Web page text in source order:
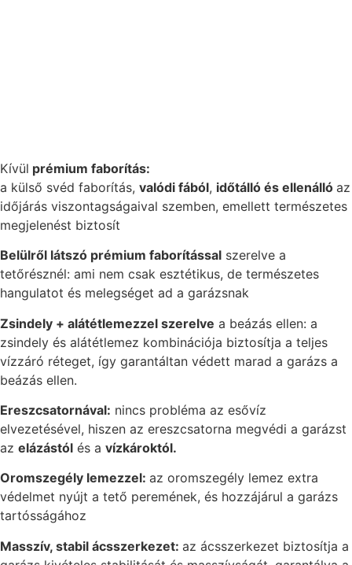
Kívül prémium faborítás:
a külső svéd faborítás, valódi fából, időtálló és ellenálló az
időjárás viszontagságaival szemben, emellett természetes
megjelenést biztosít
Belülről látszó prémium faborítással szerelve a
tetőrésznél: ami nem csak esztétikus, de természetes
hangulatot és melegséget ad a garázsnak
Zsindely + alátétlemezzel szerelve a beázás ellen: a
zsindely és alátétlemez kombinációja biztosítja a teljes
vízzáró réteget, így garantáltan védett marad a garázs a
beázás ellen.
Ereszcsatornával: nincs probléma az esővíz
elvezetésével, hiszen az ereszcsatorna megvédi a garázst
az elázástól és a vízkároktól.
Oromszegély lemezzel: az oromszegély lemez extra
védelmet nyújt a tető peremének, és hozzájárul a garázs
tartósságához
Masszív, stabil ácsszerkezet: az ácsszerkezet biztosítja a